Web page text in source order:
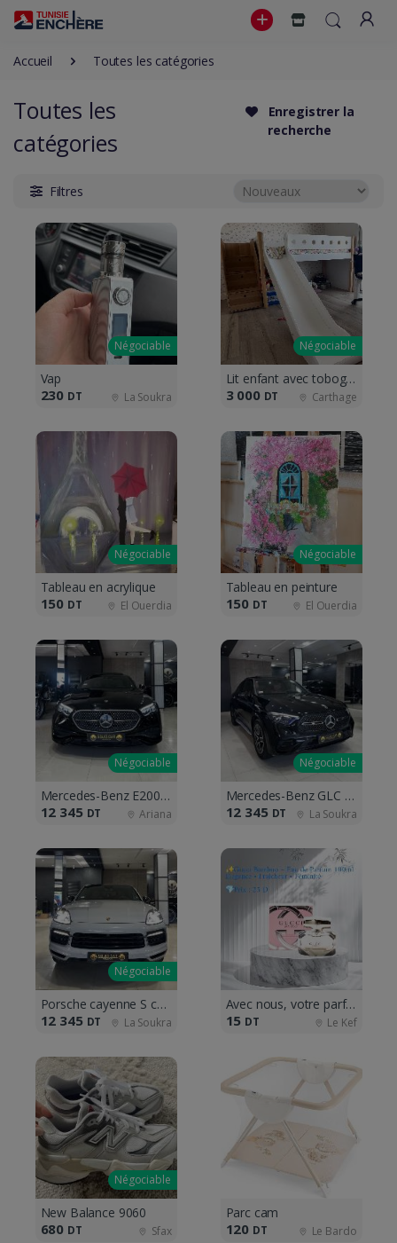
Accueil Toutes les catégories
Toutes les
catégories
Enregistrer la
recherche
Filtres
Négociable
Vap
230 DT La Soukra
Négociable
Lit enfant avec toboggan, marque Flexa
3 000 DT Carthage
Négociable
Tableau en acrylique
150 DT El Ouerdia
Négociable
Tableau en peinture
150 DT El Ouerdia
Négociable
Mercedes-Benz E200 AMG 4Matic
12 345 DT Ariana
Négociable
Mercedes-Benz GLC 200 AMG Coupe
12 345 DT La Soukra
Négociable
Porsche cayenne S coupe
12 345 DT La Soukra
Avec nous, votre parfum sera luxueux ⁦^⁠
15 DT Le Kef
Négociable
New Balance 9060
680 DT Sfax
Parc cam
120 DT Le Bardo